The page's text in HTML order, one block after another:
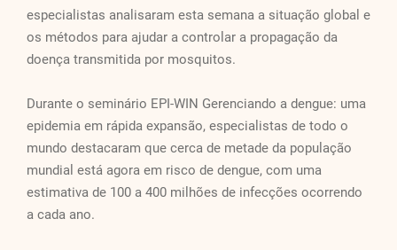
especialistas analisaram esta semana a situação global e
os métodos para ajudar a controlar a propagação da
doença transmitida por mosquitos.
Durante o seminário EPI-WIN Gerenciando a dengue: uma
epidemia em rápida expansão, especialistas de todo o
mundo destacaram que cerca de metade da população
mundial está agora em risco de dengue, com uma
estimativa de 100 a 400 milhões de infecções ocorrendo
a cada ano.